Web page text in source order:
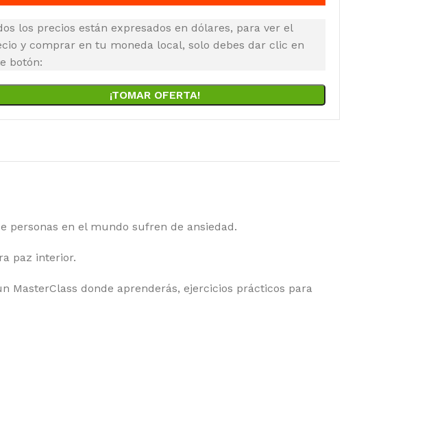
los precios están expresados en dólares, para ver el
y comprar en tu moneda local, solo debes dar clic en
botón:
¡TOMAR OFERTA!
personas en el mundo sufren de ansiedad.
paz interior.
MasterClass donde aprenderás, ejercicios prácticos para